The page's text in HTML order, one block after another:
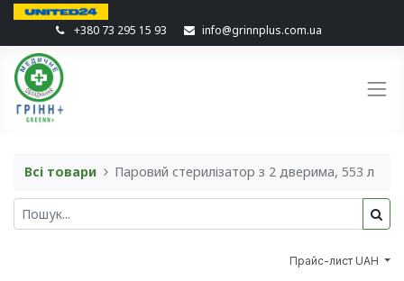
+380 73 295 15 93 info@grinnplus.com.ua
Всі товари Паровий стерилізатор з 2 дверима, 553 л
Прайс-лист UAH